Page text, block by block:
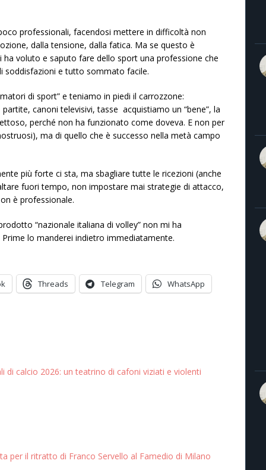
professionali, facendosi mettere in difficoltà non
dalla tensione, dalla fatica. Ma se questo è
voluto e saputo fare dello sport una professione che
soddisfazioni e tutto sommato facile.
di sport” e teniamo in piedi il carrozzone:
canoni televisivi, tasse acquistiamo un “bene”, la
perché non ha funzionato come doveva. E non per
ma di quello che è successo nella metà campo
più forte ci sta, ma sbagliare tutte le ricezioni (anche
fuori tempo, non impostare mai strategie di attacco,
è professionale.
“nazionale italiana di volley” non mi ha
lo manderei indietro immediatamente.
Threads Telegram WhatsApp
di calcio 2026: un teatrino di cafoni viziati e violenti
per il ritratto di Franco Servello al Famedio di Milano